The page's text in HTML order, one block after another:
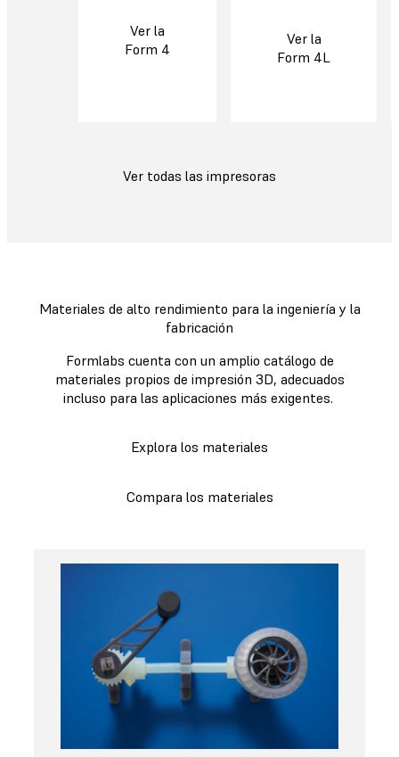
Ver la
Form 4
Ver la
Form 4L
Ver todas las impresoras
Materiales de alto rendimiento para la ingeniería y la
fabricación
Formlabs cuenta con un amplio catálogo de
materiales propios de impresión 3D, adecuados
incluso para las aplicaciones más exigentes.
Explora los materiales
Compara los materiales